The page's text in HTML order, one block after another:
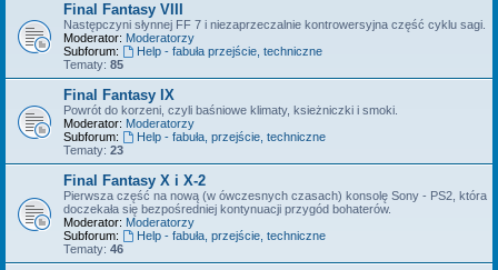
Final Fantasy VIII
Następczyni słynnej FF 7 i niezaprzeczalnie kontrowersyjna część cyklu sagi.
Moderator: Moderatorzy
Subforum:
Help - fabuła przejście, techniczne
Tematy: 85
Final Fantasy IX
Powrót do korzeni, czyli baśniowe klimaty, ksieżniczki i smoki.
Moderator: Moderatorzy
Subforum:
Help - fabuła, przejście, techniczne
Tematy: 23
Final Fantasy X i X-2
Pierwsza część na nową (w ówczesnych czasach) konsolę Sony - PS2, która
doczekała się bezpośredniej kontynuacji przygód bohaterów.
Moderator: Moderatorzy
Subforum:
Help - fabuła, przejście, techniczne
Tematy: 46